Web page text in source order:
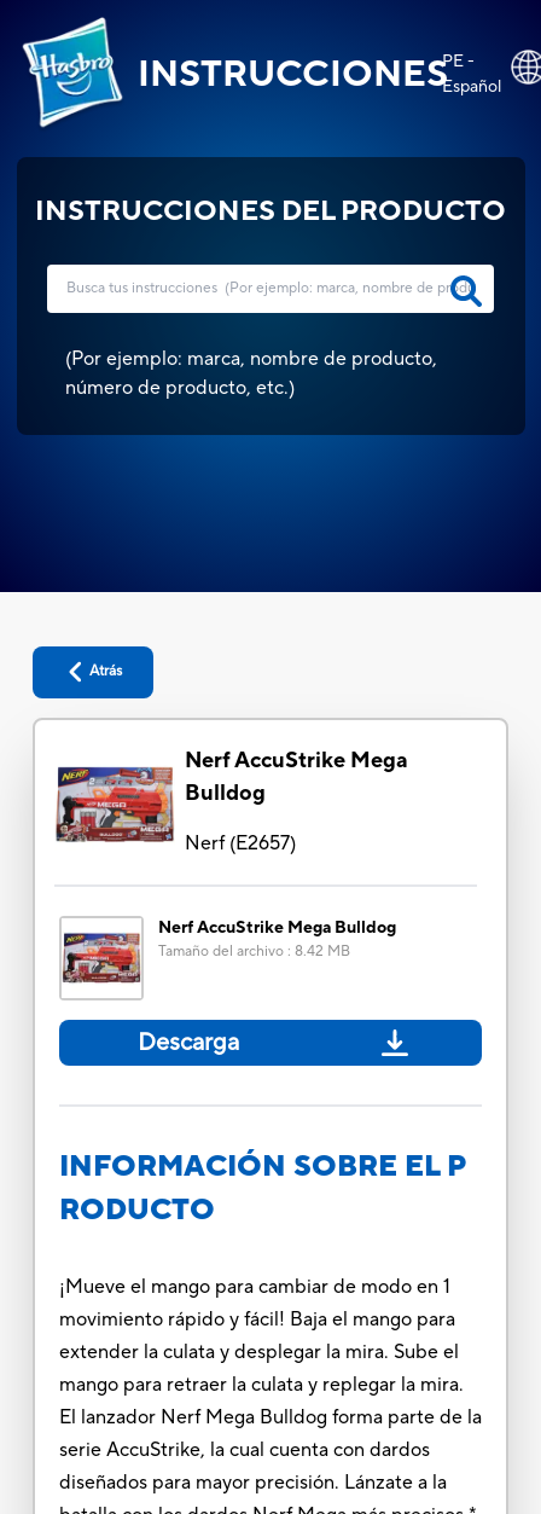
INSTRUCCIONESPE -
Español
INSTRUCCIONES DEL PRODUCTO
(Por ejemplo: marca, nombre de producto,
número de producto, etc.)
Atrás
Nerf AccuStrike Mega
Bulldog
Nerf(E2657)
Nerf AccuStrike Mega Bulldog
Tamaño del archivo: 8.42 MB
Descarga
INFORMACIÓN SOBRE EL P
RODUCTO
¡Mueve el mango para cambiar de modo en 1
movimiento rápido y fácil! Baja el mango para
extender la culata y desplegar la mira. Sube el
mango para retraer la culata y replegar la mira.
El lanzador Nerf Mega Bulldog forma parte de la
serie AccuStrike, la cual cuenta con dardos
diseñados para mayor precisión. Lánzate a la